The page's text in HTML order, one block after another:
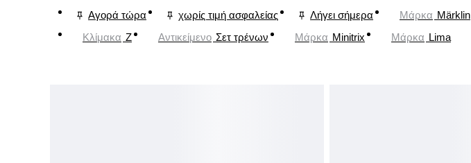
Αγορά τώρα χωρίς τιμή ασφαλείας Λήγει σήμερα Μάρκα Märklin
Κλίμακα Z Αντικείμενο Σετ τρένων Μάρκα Minitrix Μάρκα Lima